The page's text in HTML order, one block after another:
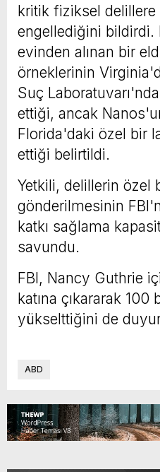
kritik fiziksel
engellediğini bildirdi.
evinden alınan bir
örneklerinin
Suç
ettiği, ancak
Florida'daki özel bir
ettiği belirtildi.
Yetkili, delillerin özel
gönderilmesinin
katkı sağlama
savundu.
FBI, Nancy Guthrie
katına çıkararak 100
yükselttiğini de
ABD